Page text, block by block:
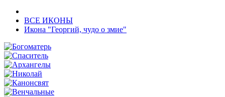
ВСЕ ИКОНЫ
Икона "Георгий, чудо о змие"